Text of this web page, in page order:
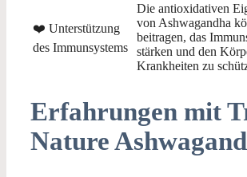
❤️ Unterstützung
des Immunsystems
Die antioxidativen
von Ashwagandha
beitragen, das
stärken und den
Krankheiten zu
Erfahrungen mit
Nature